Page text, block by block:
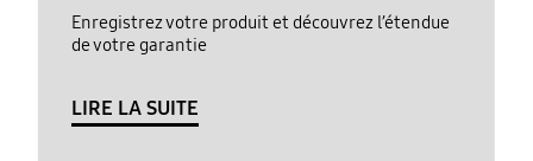
Enregistrez votre produit et découvrez l’étendue
de votre garantie
LIRE LA SUITE